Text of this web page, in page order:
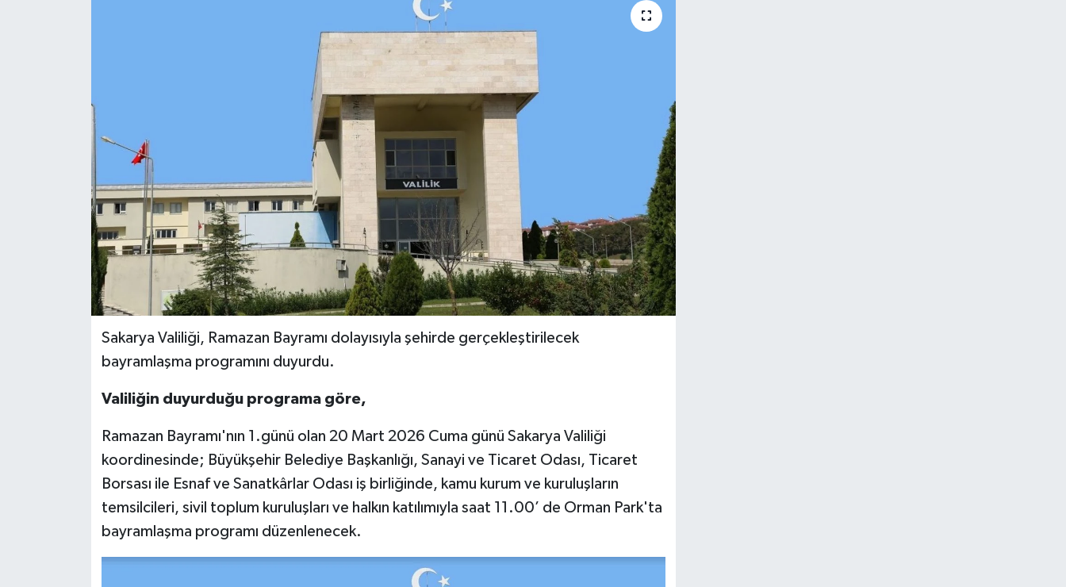
Sakarya Valiliği, Ramazan Bayramı dolayısıyla şehirde gerçekleştirilecek
bayramlaşma programını duyurdu.
Valiliğin duyurduğu programa göre,
Ramazan Bayramı'nın 1.günü olan 20 Mart 2026 Cuma günü Sakarya Valiliği
koordinesinde; Büyükşehir Belediye Başkanlığı, Sanayi ve Ticaret Odası, Ticaret
Borsası ile Esnaf ve Sanatkârlar Odası iş birliğinde, kamu kurum ve kuruluşların
temsilcileri, sivil toplum kuruluşları ve halkın katılımıyla saat 11.00’ de Orman Park'ta
bayramlaşma programı düzenlenecek.